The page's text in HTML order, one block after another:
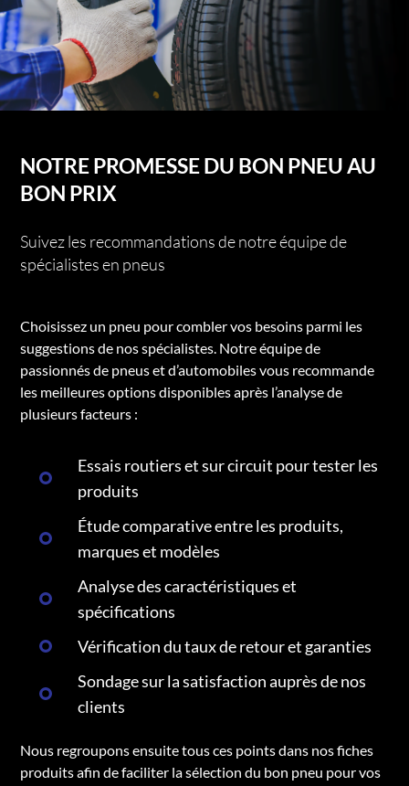
NOTRE PROMESSE DU BON PNEU AU
BON PRIX
Suivez les recommandations de notre équipe de
spécialistes en pneus
Choisissez un pneu pour combler vos besoins parmi les
suggestions de nos spécialistes. Notre équipe de
passionnés de pneus et d’automobiles vous recommande
les meilleures options disponibles après l’analyse de
plusieurs facteurs :
Essais routiers et sur circuit pour tester les
produits
Étude comparative entre les produits,
marques et modèles
Analyse des caractéristiques et
spécifications
Vérification du taux de retour et garanties
Sondage sur la satisfaction auprès de nos
clients
Nous regroupons ensuite tous ces points dans nos fiches
produits afin de faciliter la sélection du bon pneu pour vos